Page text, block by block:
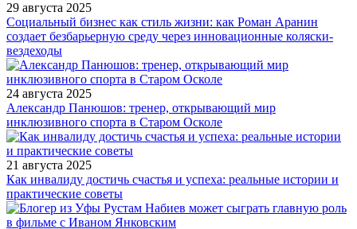
29 августа 2025
Социальный бизнес как стиль жизни: как Роман Аранин
создает безбарьерную среду через инновационные коляски-
вездеходы
24 августа 2025
Александр Панюшов: тренер, открывающий мир
инклюзивного спорта в Старом Осколе
21 августа 2025
Как инвалиду достичь счастья и успеха: реальные истории и
практические советы